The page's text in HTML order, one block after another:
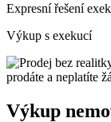
Expresní řešení
Výkup s exekucí
Výkup